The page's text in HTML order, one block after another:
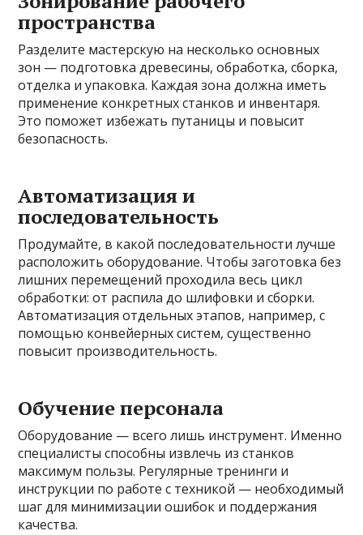
пространства
Разделите мастерскую на несколько основных
зон — подготовка древесины, обработка, сборка,
отделка и упаковка. Каждая зона должна иметь
применение конкретных станков и инвентаря.
Это поможет избежать путаницы и повысит
безопасность.
Автоматизация и
последовательность
Продумайте, в какой последовательности лучше
расположить оборудование. Чтобы заготовка без
лишних перемещений проходила весь цикл
обработки: от распила до шлифовки и сборки.
Автоматизация отдельных этапов, например, с
помощью конвейерных систем, существенно
повысит производительность.
Обучение персонала
Оборудование — всего лишь инструмент. Именно
специалисты способны извлечь из станков
максимум пользы. Регулярные тренинги и
инструкции по работе с техникой — необходимый
шаг для минимизации ошибок и поддержания
качества.